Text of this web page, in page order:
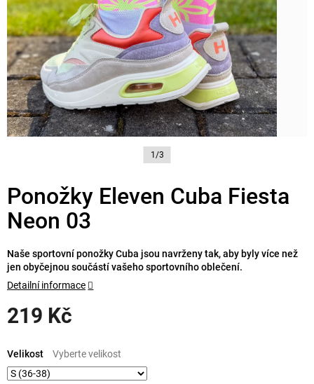
1/3
Ponožky Eleven Cuba Fiesta
Neon 03
219 Kč
cena:
Velikost
Naše sportovní ponožky Cuba jsou navrženy tak, aby byly více než
jen obyčejnou součástí vašeho sportovního oblečení.
Detailní informace